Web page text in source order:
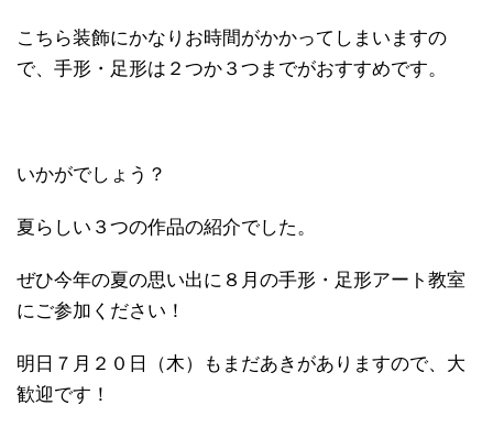
こちら装飾にかなりお時間がかかってしまいますの
で、手形・足形は２つか３つまでがおすすめです。
いかがでしょう？
夏らしい３つの作品の紹介でした。
ぜひ今年の夏の思い出に８月の手形・足形アート教室
にご参加ください！
明日７月２０日（木）もまだあきがありますので、大
歓迎です！